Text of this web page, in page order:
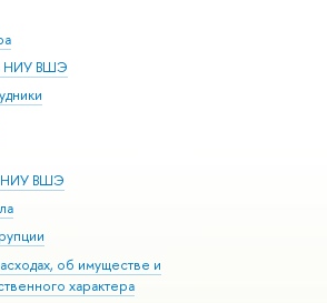
НИУ ВШЭ
НИУ ВШЭ
об имуществе и
характера